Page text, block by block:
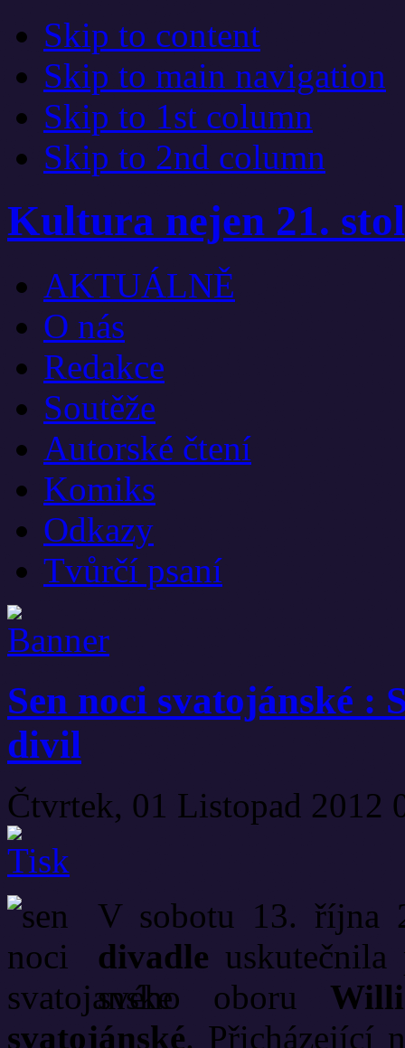
Skip to content
Skip to main navigation
Skip to 1st column
Skip to 2nd column
Kultura nejen 21.
AKTUÁLNĚ
O nás
Redakce
Soutěže
Autorské čtení
Komiks
Odkazy
Tvůrčí psaní
Sen noci svatojánské :
divil
Čtvrtek, 01 Listopad 2012
V sobotu 13. října
divadle
svého oboru
svatojánské. Přicházející